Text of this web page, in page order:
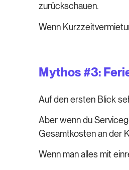
zurückschauen.
Wenn
Mythos #3:
Auf den ersten Blick
Aber wenn du
Gesamtkosten an der
Wenn man alles mit